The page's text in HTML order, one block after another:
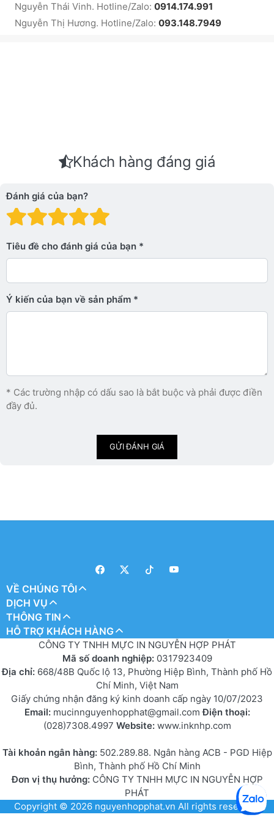
Nguyễn Thái Vinh. Hotline/Zalo: 0914.174.991
Nguyễn Thị Hương. Hotline/Zalo: 093.148.7949
Khách hàng đáng giá
Đánh giá của bạn?
Đánh giá: 4 trên 5
Đánh giá: 3 trên 5 sao.
Đánh giá: 2 trên 5 sao.
Đánh giá: 1 trên 5 sao. Xấu
Tiêu đề cho đánh giá của bạn
Ý kiến ​​của bạn về sản phẩm
* Các trường nhập có dấu sao là bắt buộc và phải được điền
đầy đủ.
GỬI ĐÁNH GIÁ
VỀ CHÚNG TÔI
DỊCH VỤ
THÔNG TIN
HỖ TRỢ KHÁCH HÀNG
CÔNG TY TNHH MỰC IN NGUYỄN HỢP PHÁT
Mã số doanh nghiệp: 0317923409
Địa chỉ: 668/48B Quốc lộ 13, Phường Hiệp Bình, Thành phố Hồ
Chí Minh, Việt Nam
Giấy chứng nhận đăng ký kinh doanh cấp ngày 10/07/2023
Email: mucinnguyenhopphat@gmail.comĐiện thoại:
(028)7308.4997 Website: www.inknhp.com
Tài khoản ngân hàng: 502.289.88. Ngân hàng ACB - PGD Hiệp
Bình, Thành phố Hồ Chí Minh
Đơn vị thụ hưởng:CÔNG TY TNHH MỰC IN NGUYỄN HỢP
PHÁT
Copyright © 2026 nguyenhopphat.vn All rights reserved.